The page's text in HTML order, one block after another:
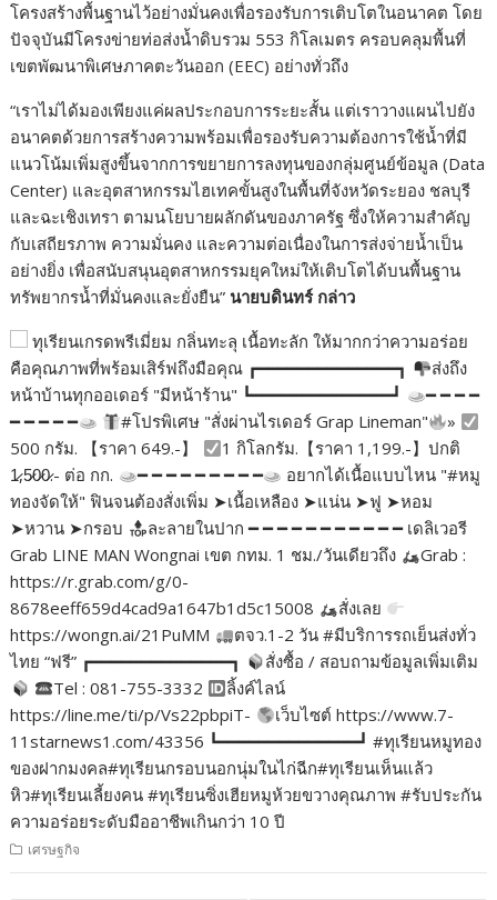
โครงสร้างพื้นฐานไว้อย่างมั่นคงเพื่อรองรับการเติบโตในอนาคต โดย
ปัจจุบันมีโครงข่ายท่อส่งน้ำดิบรวม 553 กิโลเมตร ครอบคลุมพื้นที่
เขตพัฒนาพิเศษภาคตะวันออก (EEC) อย่างทั่วถึง
“เราไม่ได้มองเพียงแค่ผลประกอบการระยะสั้น แต่เราวางแผนไปยัง
อนาคตด้วยการสร้างความพร้อมเพื่อรองรับความต้องการใช้น้ำที่มี
แนวโน้มเพิ่มสูงขึ้นจากการขยายการลงทุนของกลุ่มศูนย์ข้อมูล (Data
Center) และอุตสาหกรรมไฮเทคขั้นสูงในพื้นที่จังหวัดระยอง ชลบุรี
และฉะเชิงเทรา ตามนโยบายผลักดันของภาครัฐ ซึ่งให้ความสำคัญ
กับเสถียรภาพ ความมั่นคง และความต่อเนื่องในการส่งจ่ายน้ำเป็น
อย่างยิ่ง เพื่อสนับสนุนอุตสาหกรรมยุคใหม่ให้เติบโตได้บนพื้นฐาน
ทรัพยากรน้ำที่มั่นคงและยั่งยืน” นายบดินทร์ กล่าว
ทุเรียนเกรดพรีเมี่ยม กลิ่นทะลุ เนื้อทะลัก ให้มากกว่าความอร่อย
คือคุณภาพที่พร้อมเสิร์ฟถึงมือคุณ ┏━━━━━━━━━━━━━━┓
ส่งถึง
หน้าบ้านทุกออเดอร์ "มีหน้าร้าน" ┗━━━━━━━━━━━━━━┛
━ ━ ━ ━
━ ━ ━ ━ ━
#โปรพิเศษ "สั่งผ่านไรเดอร์ Grap Lineman"
»
500 กรัม. 【ราคา 649.-】
1 กิโลกรัม.【ราคา 1,199.-】ปกติ
1̷,5̷0̷0̷.- ต่อ กก.
━ ━ ━ ━ ━ ━ ━ ━ ━
อยากได้เนื้อแบบไหน "#หมู
ทองจัดให้" ฟินจนต้องสั่งเพิ่ม ➤เนื้อเหลือง ➤แน่น ➤ฟู ➤หอม
➤หวาน ➤กรอบ
ละลายในปาก ━ ━ ━ ━ ━ ━ ━ ━ ━ ━ ━ เดลิเวอรี
Grab LINE MAN Wongnai เขต กทม. 1 ชม./วันเดียวถึง
Grab :
https://r.grab.com/g/0-
8678eeff659d4cad9a1647b1d5c15008
สั่งเลย
https://wongn.ai/21PuMM
ตจว.1-2 วัน #มีบริการรถเย็นส่งทั่ว
ไทย “ฟรี” ┏━━━━━━━━━━━━━━┓
สั่งซื้อ / สอบถามข้อมูลเพิ่มเติม
Tel : 081-755-3332
ลิ้งค์ไลน์
https://line.me/ti/p/Vs22pbpiT-
เว็บไซต์ https://www.7-
11starnews1.com/43356 ┗━━━━━━━━━━━━━━┛ #ทุเรียนหมูทอง
ของฝากมงคล#ทุเรียนกรอบนอกนุ่มในไก่ฉีก#ทุเรียนเห็นแล้ว
หิว#ทุเรียนเลี้ยงคน #ทุเรียนซิ่งเฮียหมูห้วยขวางคุณภาพ #รับประกัน
ความอร่อยระดับมืออาชีพเกินกว่า 10 ปี
เศรษฐกิจ